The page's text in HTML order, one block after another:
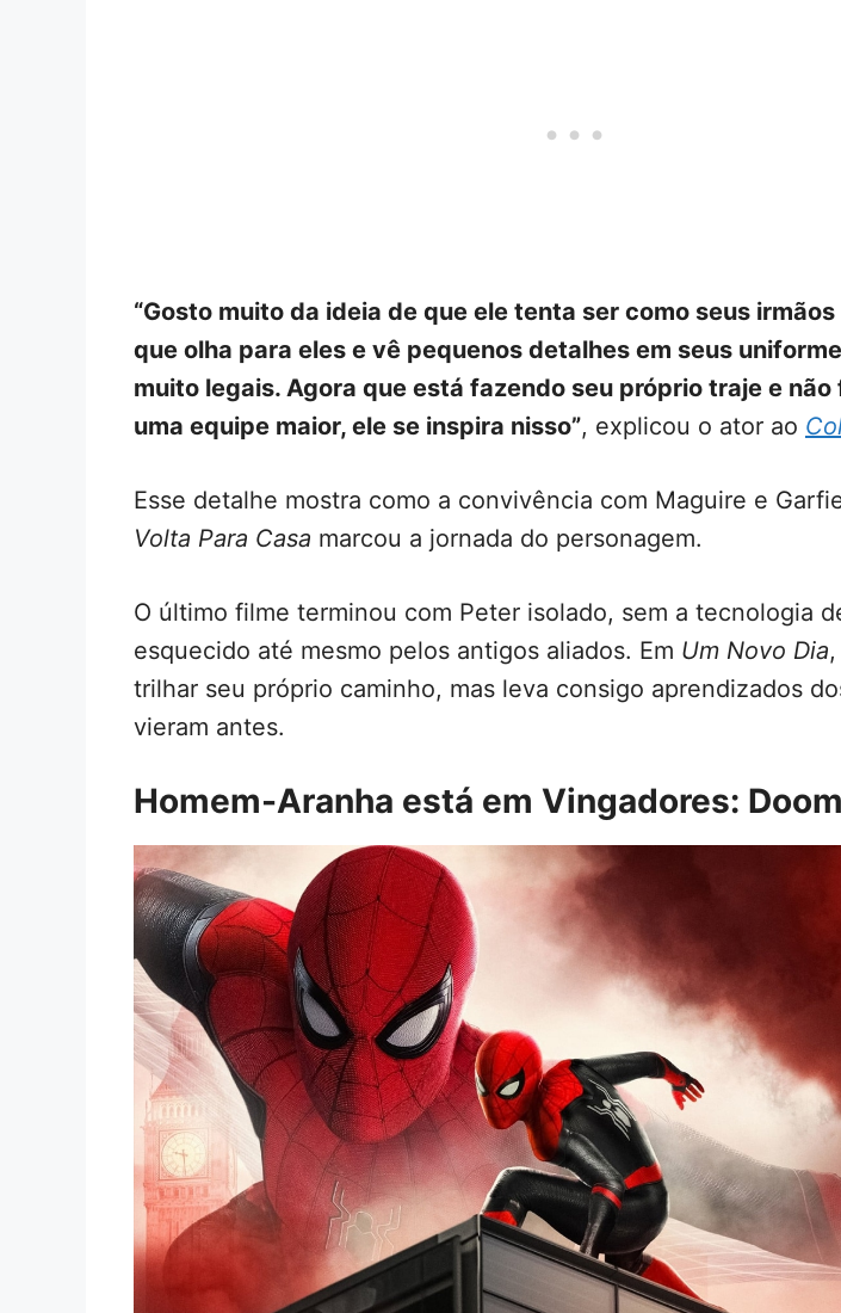
“Gosto muito da ideia de que ele tenta ser como seus
que olha para eles e vê pequenos detalhes em seus
muito legais. Agora que está fazendo seu próprio traje e
uma equipe maior, ele se inspira nisso”, explicou o ator ao
Esse detalhe mostra como a convivência com Maguire e
Volta Para Casa marcou a jornada do personagem.
O último filme terminou com Peter isolado, sem a tecnologia
esquecido até mesmo pelos antigos aliados. Em Um Novo Dia
trilhar seu próprio caminho, mas leva consigo aprendizados
vieram antes.
Homem-Aranha está em Vingadores: